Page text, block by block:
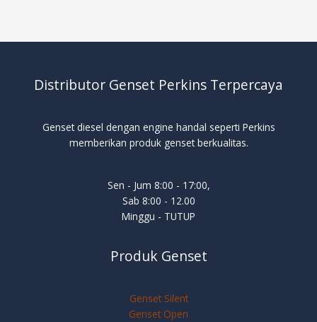
Distributor Genset Perkins Terpercaya
Genset diesel dengan engine handal seperti Perkins
memberikan produk genset berkualitas.
Sen - Jum 8:00 - 17:00,
Sab 8:00 - 12.00
Minggu - TUTUP
Produk Genset
Genset Silent
Genset Open